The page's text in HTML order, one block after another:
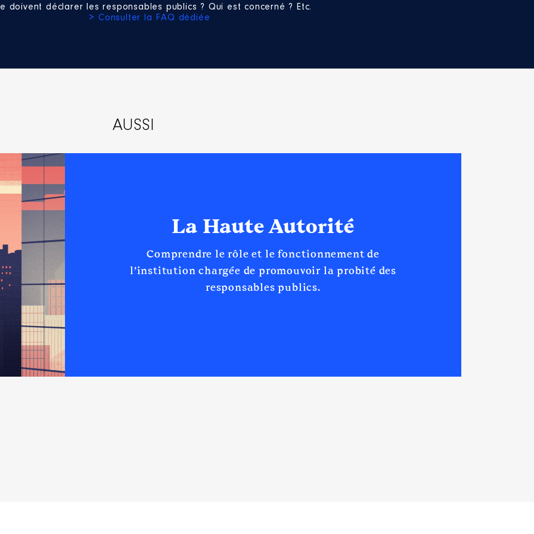
doivent déclarer les responsables publics ? Qui est concerné ? Etc.
> Consulter la FAQ dédiée
AUSSI
La Haute Autorité
Comprendre le rôle et le fonctionnement de
l’institution chargée de promouvoir la probité des
responsables publics.